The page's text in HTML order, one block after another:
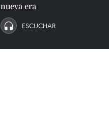
nueva era
ESCUCHAR